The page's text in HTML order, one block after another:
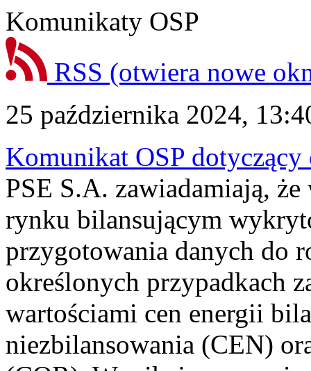
Komunikaty OSP
RSS (otwiera nowe
25 października 2024,
Komunikat OSP
PSE S.A. zawiadamiają,
rynku bilansującym
przygotowania danych do
określonych przypadkach
wartościami cen energii
niezbilansowania (CEN)